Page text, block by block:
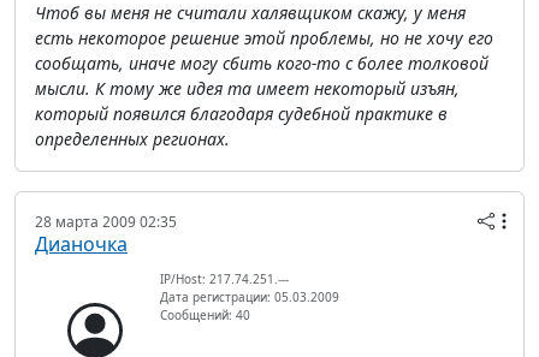
Чтоб вы меня не считали халявщиком скажу, у меня
есть некоторое решение этой проблемы, но не хочу его
сообщать, иначе могу сбить кого-то с более толковой
мысли. К тому же идея та имеет некоторый изъян,
который появился благодаря судебной практике в
определенных регионах.
28 марта 2009 02:35
Дианочка
IP/Host: 217.74.251.---
Дата регистрации: 05.03.2009
Сообщений: 40